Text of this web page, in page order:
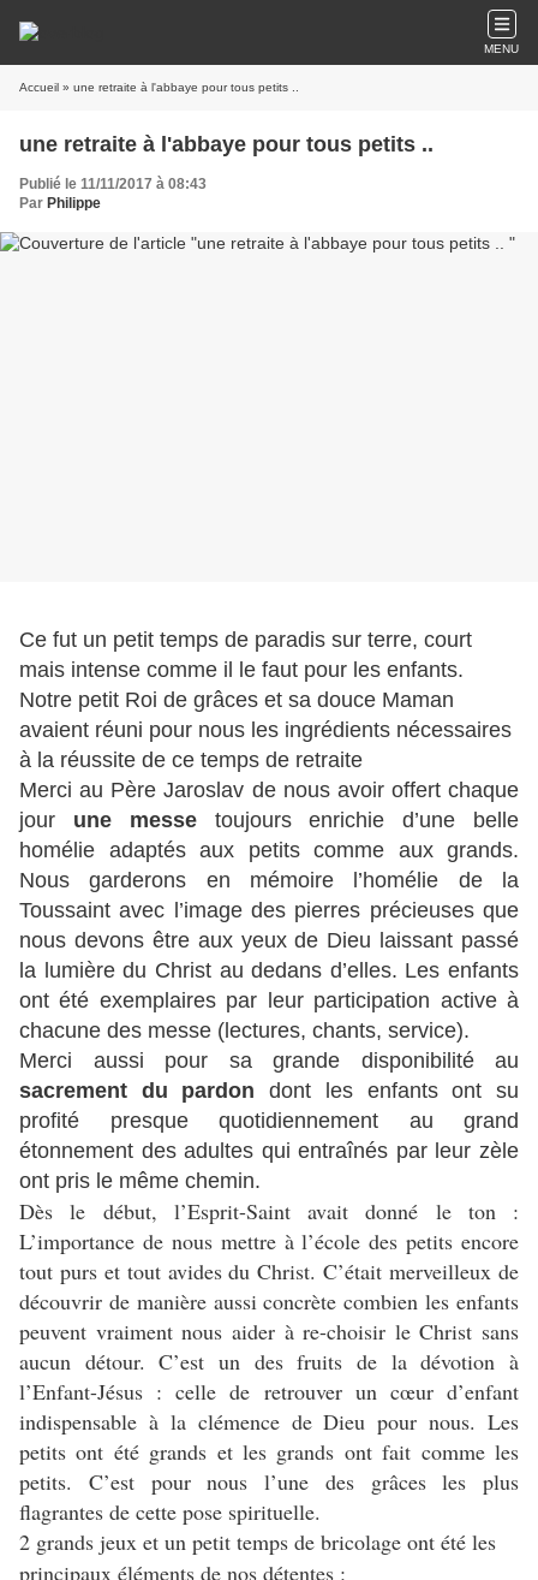
MENU
Accueil » une retraite à l'abbaye pour tous petits ..
une retraite à l'abbaye pour tous petits ..
Publié le 11/11/2017 à 08:43
Par Philippe
Ce fut un petit temps de paradis sur terre, court
mais intense comme il le faut pour les enfants.
Notre petit Roi de grâces et sa douce Maman
avaient réuni pour nous les ingrédients nécessaires
à la réussite de ce temps de retraite
Merci au Père Jaroslav de nous avoir offert chaque
jour une messetoujours enrichie d’une belle
homélie adaptés aux petits comme aux grands.
Nous garderons en mémoire l’homélie de la
Toussaint avec l’image des pierres précieuses que
nous devons être aux yeux de Dieu laissant passé
la lumière du Christ au dedans d’elles. Les enfants
ont été exemplaires par leur participation active à
chacune des messe (lectures, chants, service).
Merci aussi pour sa grande disponibilité au
sacrement du pardon dont les enfants ont su
profité presque quotidiennement au grand
étonnement des adultes qui entraînés par leur zèle
ont pris le même chemin.
Dès le début, l’Esprit-Saint avait donné le ton :
L’importance de nous mettre à l’école des petits encore
tout purs et tout avides du Christ. C’était merveilleux de
découvrir de manière aussi concrète combien les enfants
peuvent vraiment nous aider à re-choisir le Christ sans
aucun détour. C’est un des fruits de la dévotion à
l’Enfant-Jésus : celle de retrouver un cœur d’enfant
indispensable à la clémence de Dieu pour nous. Les
petits ont été grands et les grands ont fait comme les
petits. C’est pour nous l’une des grâces les plus
flagrantes de cette pose spirituelle.
2 grands jeux et un petit temps de bricolage ont été les
principaux éléments de nos détentes :